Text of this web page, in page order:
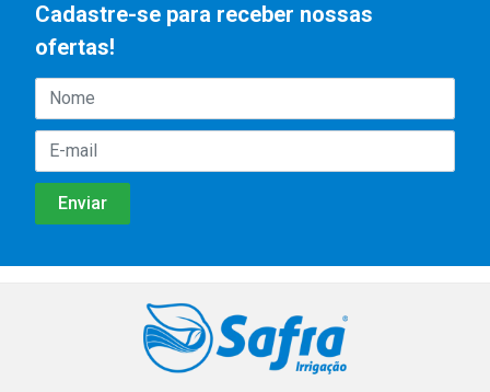
Cadastre-se para receber nossas
ofertas!